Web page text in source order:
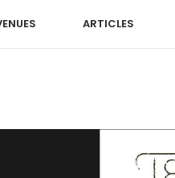
ARTICLES